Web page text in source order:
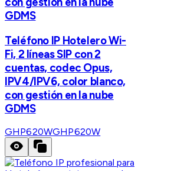
GDMS
Teléfono IP Hotelero Wi-
Fi, 2 líneas SIP con 2
cuentas, codec Opus,
IPV4/IPV6, color blanco,
con gestión en la nube
GDMS
GHP620WGHP620W